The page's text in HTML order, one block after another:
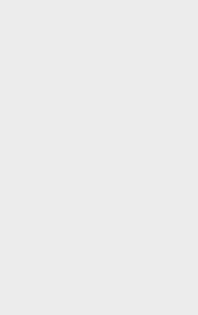
slavonske županije.pdf
županije.pdf
županije.pdf
upravnog suda
suda Republike Hrvatske,
22, radi rješavanja spora između
suda Republike Hrvatske,
23, radi rješavanja spora između
usluga.pdf
suda Republike Hrvatske,
radi obnove postupka
operatora i visine naknade za